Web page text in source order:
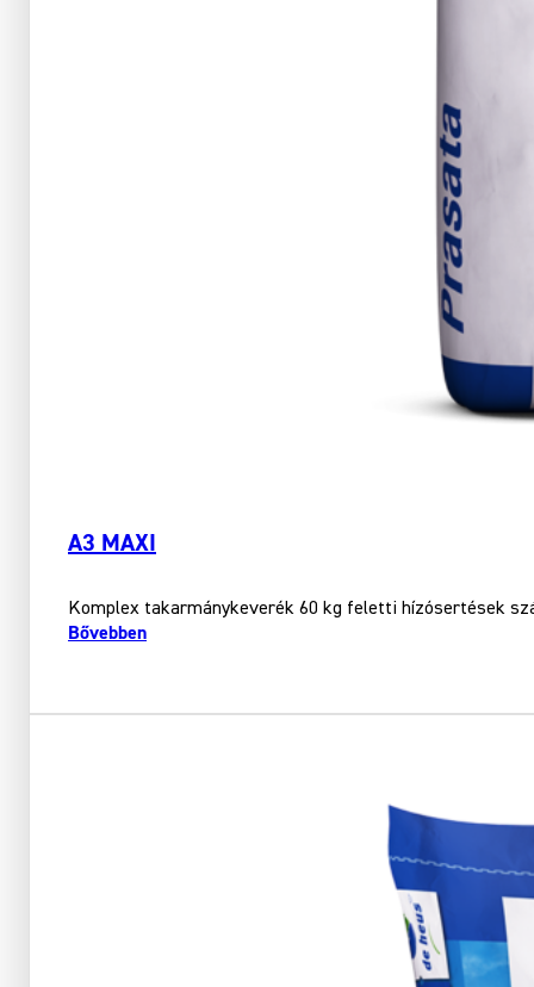
A3 MAXI
Komplex takarmánykeverék 60 kg feletti hízósertések
Bővebben